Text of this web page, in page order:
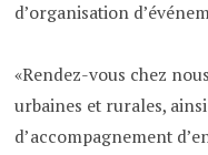
d’organisation
«Rendez-vous chez
urbaines et rurales,
d’accompagnement